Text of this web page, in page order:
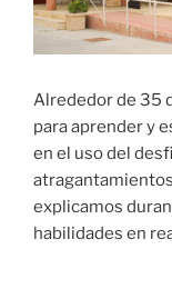
Alrededor de 35
para aprender y
en el uso del
explicamos
habilidades en